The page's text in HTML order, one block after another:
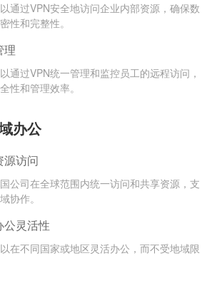
通过VPN安全地访问企业内部资源，确保数
性和完整性。
理
通过VPN统一管理和监控员工的远程访问，
性和管理效率。
办公
源访问
公司在全球范围内统一访问和共享资源，支
协作。
公灵活性
在不同国家或地区灵活办公，而不受地域限